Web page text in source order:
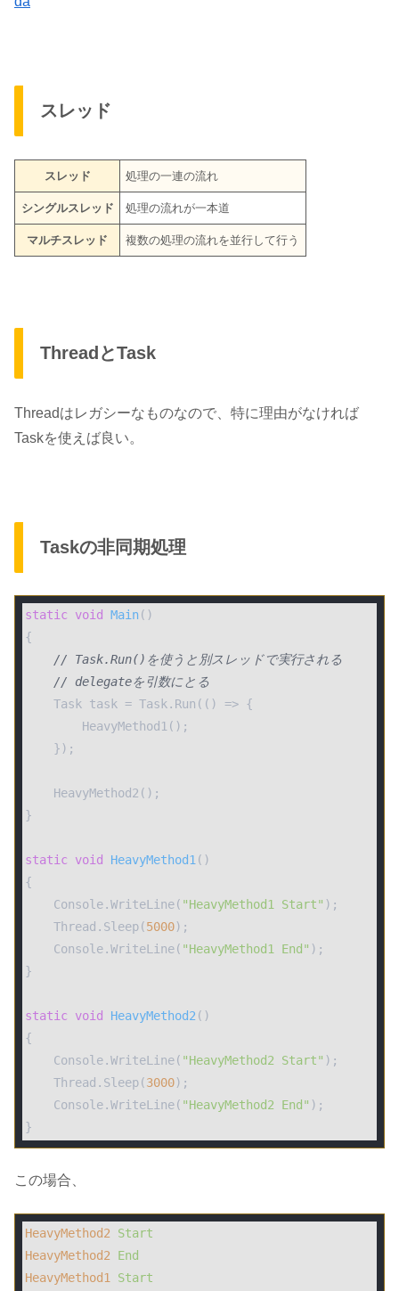
スレッド
スレッド 処理の一連の流れ
シングルスレッド 処理の流れが一本道
マルチスレッド 複数の処理の流れを並行して行う
ThreadとTask
Threadはレガシーなものなので、 特に理由がなければ
Taskを使えば良い。
Taskの非同期処理
static void Main()
{
// Task.Run()を使うと別スレッドで実行される
// delegateを引数にとる
    Task task = Task.Run(() => {
        HeavyMethod1();
    });
    HeavyMethod2();
}
static void HeavyMethod1()
{
    Console.WriteLine(
"HeavyMethod1 Start" );
    Thread.Sleep(
5000);
    Console.WriteLine(
"HeavyMethod1 End" );
}
static void HeavyMethod2()
{
    Console.WriteLine(
"HeavyMethod2 Start" );
    Thread.Sleep(
3000);
    Console.WriteLine(
"HeavyMethod2 End" );
この場合、
HeavyMethod2
Start
HeavyMethod2
End
HeavyMethod1
Start